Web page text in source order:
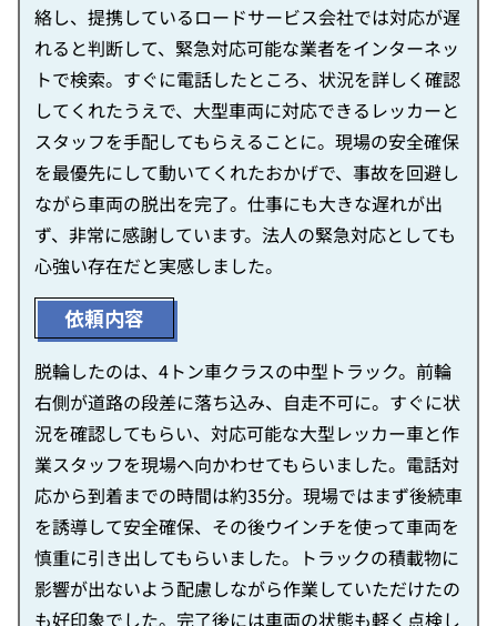
絡し、提携しているロードサービス会社では対応が遅
れると判断して、緊急対応可能な業者をインターネッ
トで検索。すぐに電話したところ、状況を詳しく確認
してくれたうえで、大型車両に対応できるレッカーと
スタッフを手配してもらえることに。現場の安全確保
を最優先にして動いてくれたおかげで、事故を回避し
ながら車両の脱出を完了。仕事にも大きな遅れが出
ず、非常に感謝しています。法人の緊急対応としても
心強い存在だと実感しました。
依頼内容
脱輪したのは、4トン車クラスの中型トラック。前輪
右側が道路の段差に落ち込み、自走不可に。すぐに状
況を確認してもらい、対応可能な大型レッカー車と作
業スタッフを現場へ向かわせてもらいました。電話対
応から到着までの時間は約35分。現場ではまず後続車
を誘導して安全確保、その後ウインチを使って車両を
慎重に引き出してもらいました。トラックの積載物に
影響が出ないよう配慮しながら作業していただけたの
も好印象でした。完了後には車両の状態も軽く点検し